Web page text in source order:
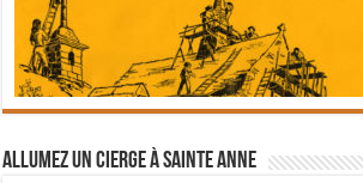
Allumez un cierge à Sainte Anne